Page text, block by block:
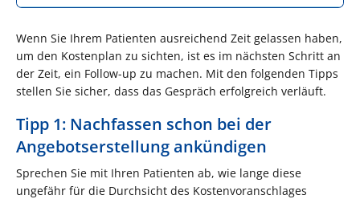
Wenn Sie Ihrem Patienten ausreichend Zeit gelassen haben,
um den Kostenplan zu sichten, ist es im nächsten Schritt an
der Zeit, ein Follow-up zu machen. Mit den folgenden Tipps
stellen Sie sicher, dass das Gespräch erfolgreich verläuft.
Tipp 1: Nachfassen schon bei der
Angebotserstellung ankündigen
Sprechen Sie mit Ihren Patienten ab, wie lange diese
ungefähr für die Durchsicht des Kostenvoranschlages